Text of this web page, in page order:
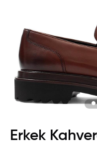
Erkek